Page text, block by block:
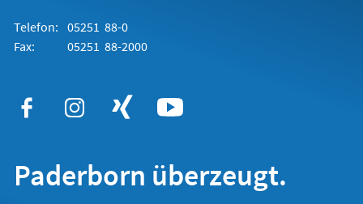
Telefon: 05251 88-0
Fax:
05251 88-2000
Paderborn überzeugt.